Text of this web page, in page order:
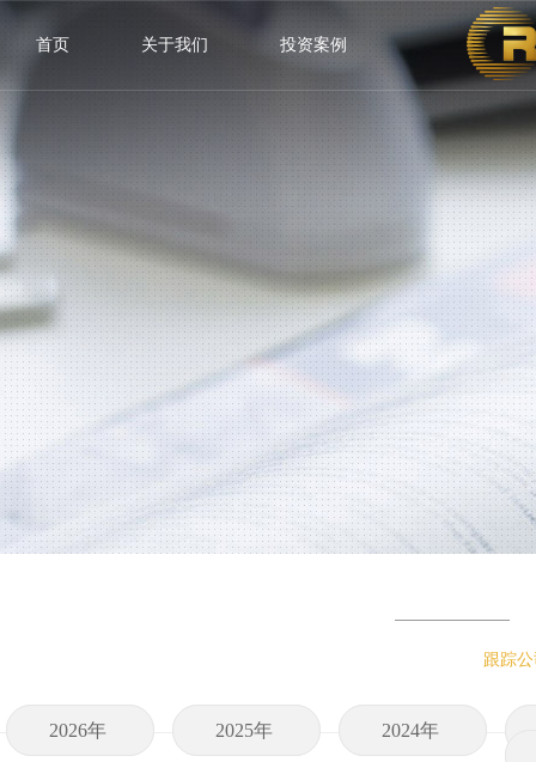
首页 关于我们 投资案例
跟踪
2026年 2025年 2024年